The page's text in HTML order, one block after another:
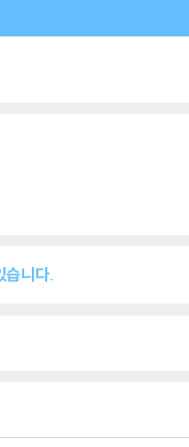
습니다.